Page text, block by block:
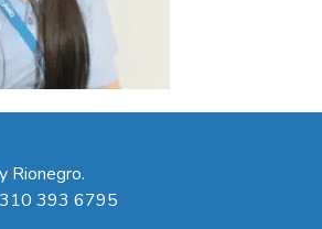
Rionegro.
393 6795